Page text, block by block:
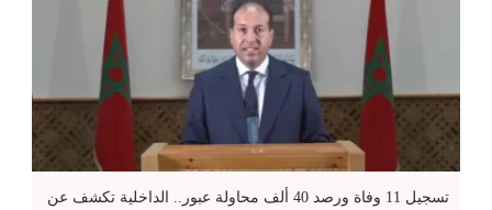
تسجيل 11 وفاة ورصد 40 ألف محاولة عبور.. الداخلية تكشف عن